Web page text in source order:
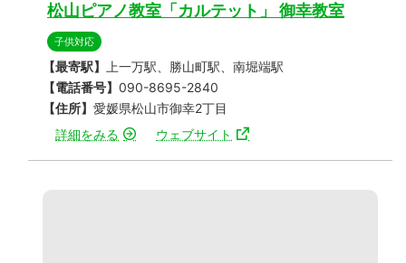
松山ピアノ教室「カルテット」 御幸教室
子供対応
【最寄駅】
上一万駅、勝山町駅、南堀端駅
【電話番号】 090-8695-2840
【住所】 愛媛県松山市御幸2丁目
詳細をみる
ウェブサイト